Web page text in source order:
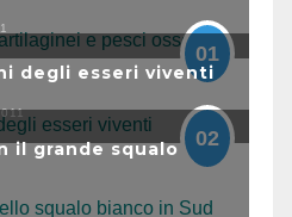
01
degli esseri viventi
02
il grande squalo